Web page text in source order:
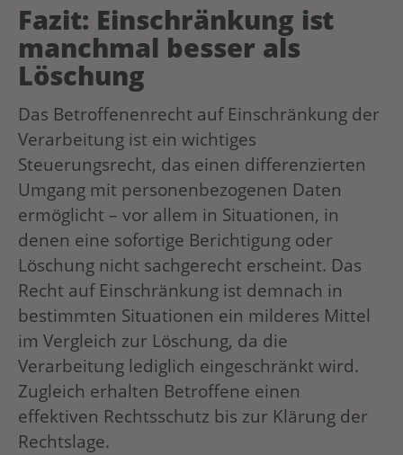
Fazit: Einschränkung ist
manchmal besser als
Löschung
Das Betroffenenrecht auf Einschränkung der
Verarbeitung ist ein wichtiges
Steuerungsrecht, das einen differenzierten
Umgang mit personenbezogenen Daten
ermöglicht – vor allem in Situationen, in
denen eine sofortige Berichtigung oder
Löschung nicht sachgerecht erscheint. Das
Recht auf Einschränkung ist demnach in
bestimmten Situationen ein milderes Mittel
im Vergleich zur Löschung, da die
Verarbeitung lediglich eingeschränkt wird.
Zugleich erhalten Betroffene einen
effektiven Rechtsschutz bis zur Klärung der
Rechtslage.